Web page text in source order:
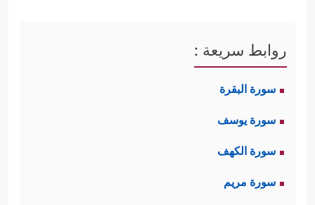
روابط سريعة :
سورة البقرة
سورة يوسف
سورة الكهف
سورة مريم